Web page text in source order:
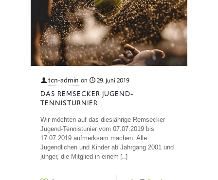
tcn-admin on 29. Juni 2019
DAS REMSECKER JUGEND-
TENNISTURNIER
Wir möchten auf das diesjährige Remsecker
Jugend-Tennistunier vom 07.07.2019 bis
17.07.2019 aufmerksam machen. Alle
Jugendlichen und Kinder ab Jahrgang 2001 und
jünger, die Mitglied in einem […]